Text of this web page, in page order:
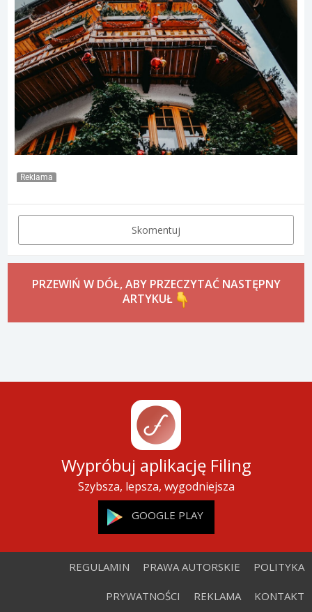
Reklama
Skomentuj
PRZEWIŃ W DÓŁ, ABY PRZECZYTAĆ NASTĘPNY
ARTYKUŁ
Wypróbuj aplikację Filing
Szybsza, lepsza, wygodniejsza
GOOGLE PLAY
REGULAMIN PRAWA AUTORSKIE POLITYKA
PRYWATNOŚCI REKLAMA KONTAKT